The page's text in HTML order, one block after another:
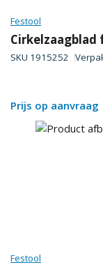
Festool
Cirkelzaagblad
SKU 1915252
Prijs op aanvraag
Festool